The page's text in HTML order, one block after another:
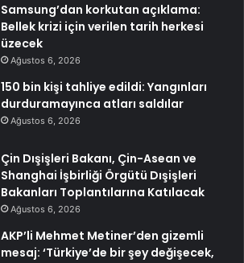
Samsung’dan korkutan açıklama:
Bellek krizi için verilen tarih herkesi
üzecek
Ağustos 6, 2026
150 bin kişi tahliye edildi: Yangınları
durduramayınca atları saldılar
Ağustos 6, 2026
Çin Dışişleri Bakanı, Çin-Asean ve
Shanghai İşbirliği Örgütü Dışişleri
Bakanları Toplantılarına Katılacak
Ağustos 6, 2026
AKP’li Mehmet Metiner’den gizemli
mesaj: ‘Türkiye’de bir şey değişecek,